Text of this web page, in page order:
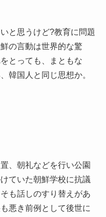
と思うけど?教育に問題
の言動は世界的な驚
とっても、まともな
韓国人と同じ思想か。
、朝礼などを行い公園
ていた朝鮮学校に抗議
も話しのすり替えがあ
悪き前例として後世に